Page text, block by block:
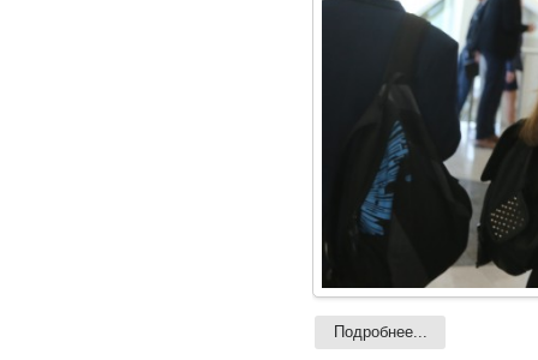
Подробнее...